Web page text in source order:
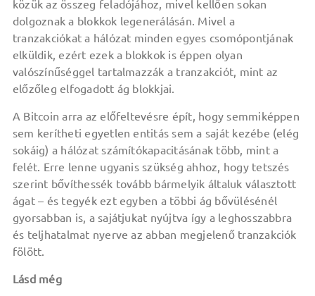
közük az összeg feladójához, mivel kellően sokan
dolgoznak a blokkok legenerálásán. Mivel a
tranzakciókat a hálózat minden egyes csomópontjának
elküldik, ezért ezek a blokkok is éppen olyan
valószínűséggel tartalmazzák a tranzakciót, mint az
előzőleg elfogadott ág blokkjai.
A Bitcoin arra az előfeltevésre épít, hogy semmiképpen
sem kerítheti egyetlen entitás sem a saját kezébe (elég
sokáig) a hálózat számítókapacitásának több, mint a
felét. Erre lenne ugyanis szükség ahhoz, hogy tetszés
szerint bővíthessék tovább bármelyik általuk választott
ágat – és tegyék ezt egyben a többi ág bővülésénél
gyorsabban is, a sajátjukat nyújtva így a leghosszabbra
és teljhatalmat nyerve az abban megjelenő tranzakciók
fölött.
Lásd még